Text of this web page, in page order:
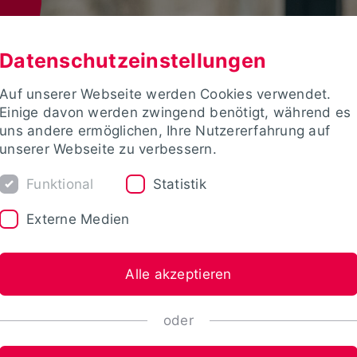
Datenschutzeinstellungen
Auf unserer Webseite werden Cookies verwendet.
Einige davon werden zwingend benötigt, während es
uns andere ermöglichen, Ihre Nutzererfahrung auf
unserer Webseite zu verbessern.
Funktional Statistik
Externe Medien
Alle akzeptieren
oder